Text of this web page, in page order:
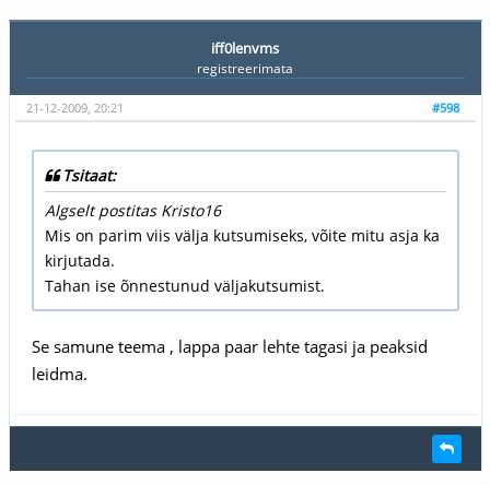
iff0lenvms
registreerimata
#598
21-12-2009, 20:21
Tsitaat:
Algselt postitas Kristo16
Mis on parim viis välja kutsumiseks, võite mitu asja ka
kirjutada.
Tahan ise õnnestunud väljakutsumist.
Se samune teema , lappa paar lehte tagasi ja peaksid
leidma.